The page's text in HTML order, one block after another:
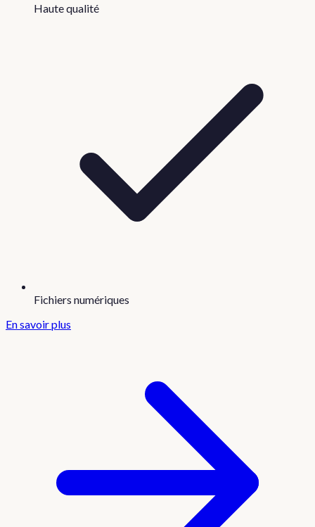
Haute qualité
Fichiers numériques
En savoir plus